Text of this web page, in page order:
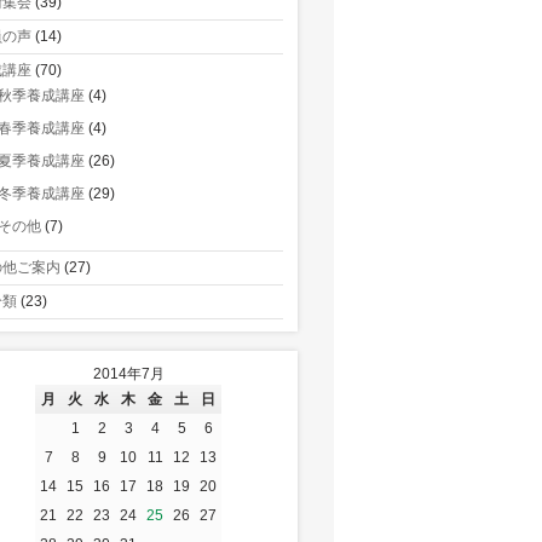
声 (14)
座 (70)
季養成講座 (4)
季養成講座 (4)
夏季養成講座 (26)
季養成講座 (29)
その他 (7)
ご案内 (27)
(23)
2014年7月
月
火 水 木 金 土
日
1
2 3 4 5
6
7
8 9 10 11 12
13
14
15 16 17 18 19
20
21
22 23 24 25 26
27